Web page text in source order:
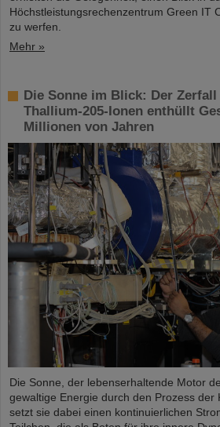
Höchstleistungsrechenzentrum Green IT
zu werfen.
Mehr »
Die Sonne im Blick: Der
Thallium-205-Ionen enthüllt
Millionen von Jahren
Die Sonne, der lebenserhaltende Motor
gewaltige Energie durch den Prozess der
setzt sie dabei einen kontinuierlichen